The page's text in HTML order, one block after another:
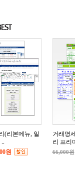
(리본메뉴, 일
원
거래명
리 프리
66,000원